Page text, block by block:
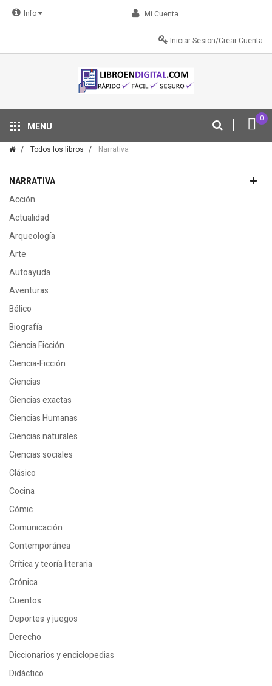
Info Mi Cuenta
Iniciar Sesion/Crear Cuenta
0
MENU
Tu descuento se aplica automáticamente en el carrito
Todos los libros Narrativa
NARRATIVA
Acción
Actualidad
Arqueología
Arte
Autoayuda
Aventuras
Bélico
Biografía
Ciencia Ficción
Ciencia-Ficción
Ciencias
Ciencias exactas
Ciencias Humanas
Ciencias naturales
Ciencias sociales
Clásico
Cocina
Cómic
Comunicación
Contemporánea
Crítica y teoría literaria
Crónica
Cuentos
Deportes y juegos
Derecho
Diccionarios y enciclopedias
Didáctico